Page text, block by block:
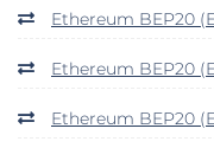
Ethereum BEP20
Ethereum BEP20
Ethereum BEP20